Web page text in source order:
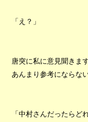
「え？」
唐突に私に意見聞きま
あんまり参考にならな
「中村さんだったらど